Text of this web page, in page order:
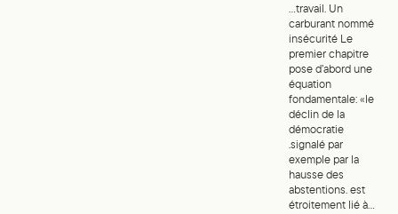
...travail. Un
carburant nommé
insécurité Le
premier chapitre
pose d’abord une
équation
fondamentale: «le
déclin de la
démocratie
.signalé par
exemple par la
hausse des
abstentions. est
étroitement lié à...